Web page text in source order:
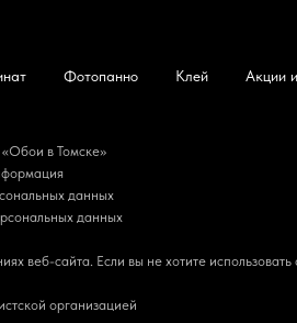
Фотопанно Клей Акции
в Томске»
данных
данных
веб-сайта. Если вы не хотите
организацией